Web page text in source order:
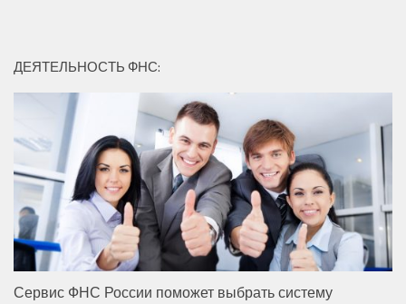
ДЕЯТЕЛЬНОСТЬ ФНС:
Сервис ФНС России поможет выбрать систему